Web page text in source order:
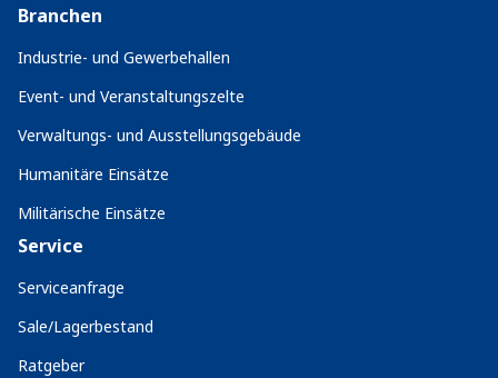
Branchen
Industrie- und Gewerbehallen
Event- und Veranstaltungszelte
Verwaltungs- und Ausstellungsgebäude
Humanitäre Einsätze
Militärische Einsätze
Service
Serviceanfrage
Sale/Lagerbestand
Ratgeber